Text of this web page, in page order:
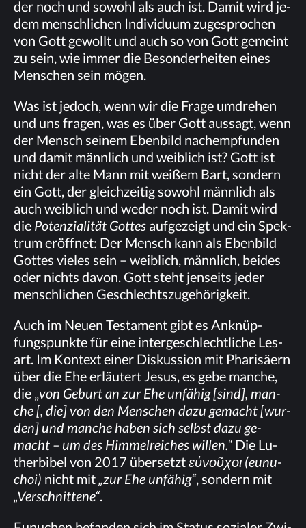
der noch und so­wohl als auch ist. Da­mit wird je­
dem mensch­li­chen In­di­vi­du­um zu­ge­spro­chen
von Gott ge­wollt und auch so von Gott ge­meint
zu sein, wie im­mer die Be­son­der­hei­ten ei­nes
Men­schen sein mögen.
Was ist je­doch, wenn wir die Fra­ge um­dre­hen
und uns fra­gen, was es über Gott aus­sagt, wenn
der Mensch sei­nem Eben­bild nach­emp­fun­den
und da­mit männ­lich und weib­lich ist? Gott ist
nicht der alte Mann mit wei­ßem Bart, son­dern
ein Gott, der gleich­zei­tig so­wohl männ­lich als
auch weib­lich und we­der noch ist. Da­mit wird
die Po­ten­zia­li­tät Got­tesauf­ge­zeigt und ein Spek­
trum er­öff­net: Der Mensch kann als Eben­bild
Got­tes vie­les sein – weib­lich, männ­lich, bei­des
oder nichts da­von. Gott steht jen­seits je­der
mensch­li­chen Geschlechtszugehörigkeit.
Auch im Neu­en Tes­ta­ment gibt es An­knüp­
fungs­punk­te für eine in­ter­ge­schlecht­li­che Les­
art. Im Kon­text ei­ner Dis­kus­si­on mit Pha­ri­sä­ern
über die Ehe er­läu­tert Je­sus, es gebe man­che,
die „von Ge­burt an zur Ehe un­fä­hig [sind], man­
che [, die] von den Men­schen dazu ge­macht [wur­
den] und man­che ha­ben sich selbst dazu ge­
macht – um des Him­mel­rei­ches wil­len.“Die Lu­
ther­bi­bel von 2017 über­setztεὐνοῦχοι(eu­nu­
choi) nicht mit„zur Ehe un­fä­hig“, son­dern mit
„Ver­schnit­te­ne“.